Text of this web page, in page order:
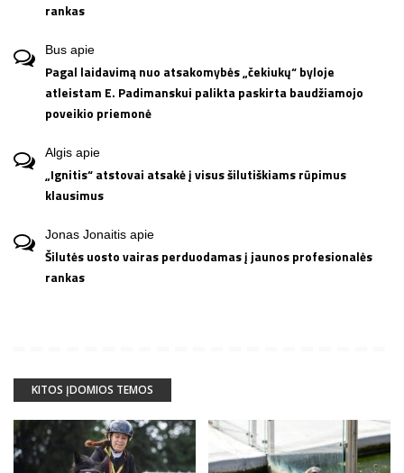
rankas
Bus apie
Pagal laidavimą nuo atsakomybės „čekiukų“ byloje
atleistam E. Padimanskui palikta paskirta baudžiamojo
poveikio priemonė
Algis apie
„Ignitis“ atstovai atsakė į visus šilutiškiams rūpimus
klausimus
Jonas Jonaitis apie
Šilutės uosto vairas perduodamas į jaunos profesionalės
rankas
KITOS ĮDOMIOS TEMOS